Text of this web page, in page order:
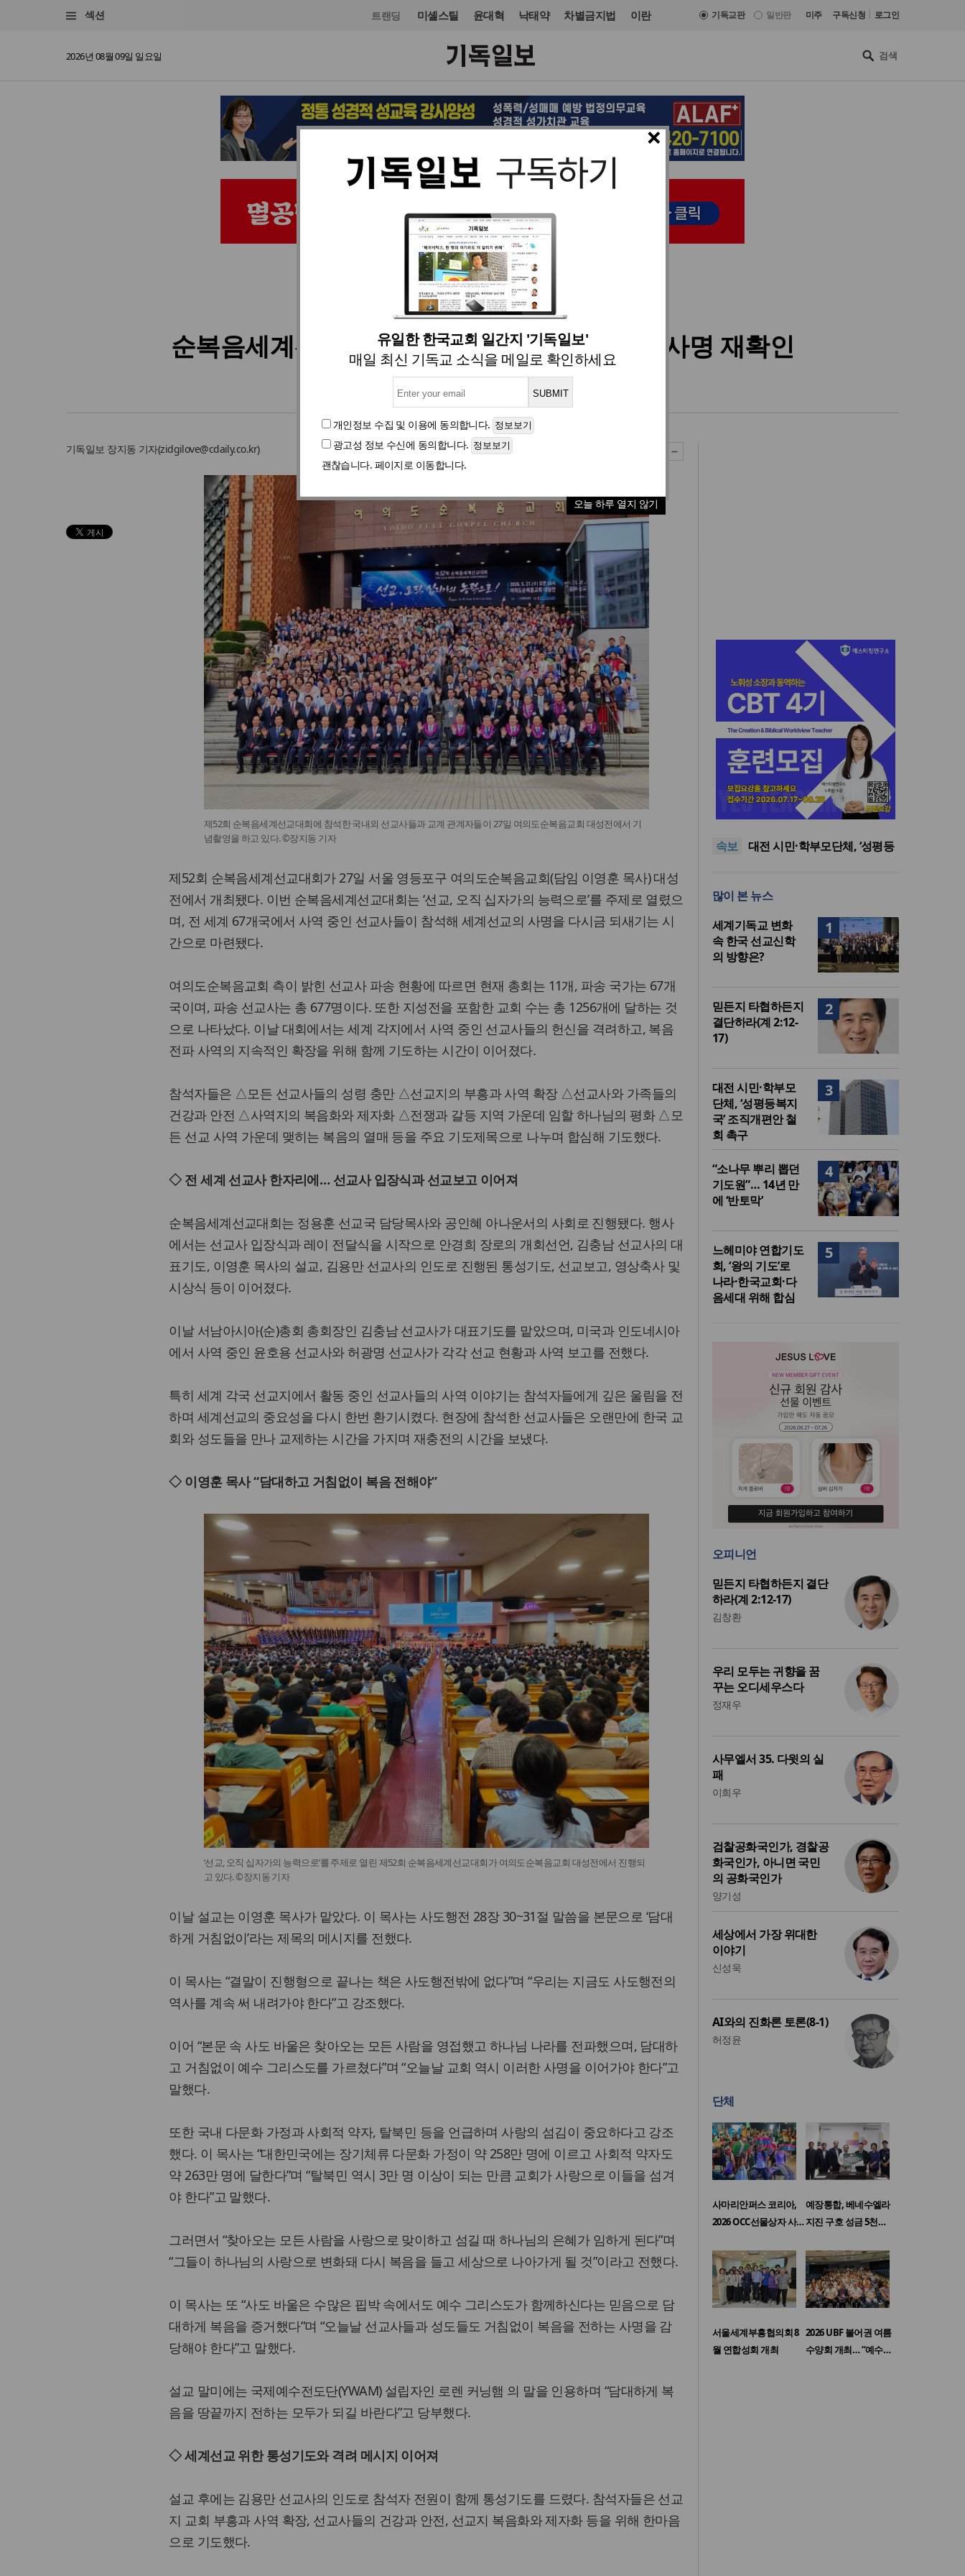
섹션 트랜딩 미셸스틸 윤대혁 낙태약 차별금지법 이란 기독교판 일반판 미주 구독신청 로그인
2026년 08월 09일 일요일
×
유일한 한국교회 일간지 '기독일보'
매일 최신 기독교 소식을 메일로 확인하세요
개인정보 수집 및 이용에 동의합니다.
광고성 정보 수신에 동의합니다.
괜찮습니다. 페이지로 이동합니다.
오늘 하루 열지 않기
선교 입력 2026. 05. 27 15:05
순복음세계선교대회 개최… 67개국 선교사들 사명 재확인
이영훈 목사 “사도행전의 역사 오늘도 계속 써 내려가야”
기독일보 장지동 기자(zidgilove@cdaily.co.kr)
제52회 순복음세계선교대회에 참석한 국내외 선교사들과 교계 관계자들이 27일 여의도순복음교회 대성전에서 기
념촬영을 하고 있다. ©장지동 기자
제52회 순복음세계선교대회가 27일 서울 영등포구 여의도순복음교회(담임 이영훈 목사) 대성
전에서 개최됐다. 이번 순복음세계선교대회는 ‘선교, 오직 십자가의 능력으로’를 주제로 열렸으
며, 전 세계 67개국에서 사역 중인 선교사들이 참석해 세계선교의 사명을 다시금 되새기는 시
간으로 마련됐다.
여의도순복음교회 측이 밝힌 선교사 파송 현황에 따르면 현재 총회는 11개, 파송 국가는 67개
국이며, 파송 선교사는 총 677명이다. 또한 지성전을 포함한 교회 수는 총 1256개에 달하는 것
으로 나타났다. 이날 대회에서는 세계 각지에서 사역 중인 선교사들의 헌신을 격려하고, 복음
전파 사역의 지속적인 확장을 위해 함께 기도하는 시간이 이어졌다.
참석자들은 △모든 선교사들의 성령 충만 △선교지의 부흥과 사역 확장 △선교사와 가족들의
건강과 안전 △사역지의 복음화와 제자화 △전쟁과 갈등 지역 가운데 임할 하나님의 평화 △모
든 선교 사역 가운데 맺히는 복음의 열매 등을 주요 기도제목으로 나누며 합심해 기도했다.
◇ 전 세계 선교사 한자리에… 선교사 입장식과 선교보고 이어져
순복음세계선교대회는 정용훈 선교국 담당목사와 공인혜 아나운서의 사회로 진행됐다. 행사
에서는 선교사 입장식과 레이 전달식을 시작으로 안경희 장로의 개회선언, 김충남 선교사의 대
표기도, 이영훈 목사의 설교, 김용만 선교사의 인도로 진행된 통성기도, 선교보고, 영상축사 및
시상식 등이 이어졌다.
이날 서남아시아(순)총회 총회장인 김충남 선교사가 대표기도를 맡았으며, 미국과 인도네시아
에서 사역 중인 윤호용 선교사와 허광명 선교사가 각각 선교 현황과 사역 보고를 전했다.
특히 세계 각국 선교지에서 활동 중인 선교사들의 사역 이야기는 참석자들에게 깊은 울림을 전
하며 세계선교의 중요성을 다시 한번 환기시켰다. 현장에 참석한 선교사들은 오랜만에 한국 교
회와 성도들을 만나 교제하는 시간을 가지며 재충전의 시간을 보냈다.
◇ 이영훈 목사 “담대하고 거침없이 복음 전해야”
‘선교, 오직 십자가의 능력으로’를 주제로 열린 제52회 순복음세계선교대회가 여의도순복음교회 대성전에서 진행되
고 있다. ©장지동 기자
이날 설교는 이영훈 목사가 맡았다. 이 목사는 사도행전 28장 30~31절 말씀을 본문으로 ‘담대
하게 거침없이’라는 제목의 메시지를 전했다.
이 목사는 “결말이 진행형으로 끝나는 책은 사도행전밖에 없다”며 “우리는 지금도 사도행전의
역사를 계속 써 내려가야 한다”고 강조했다.
이어 “본문 속 사도 바울은 찾아오는 모든 사람을 영접했고 하나님 나라를 전파했으며, 담대하
고 거침없이 예수 그리스도를 가르쳤다”며 “오늘날 교회 역시 이러한 사명을 이어가야 한다”고
말했다.
또한 국내 다문화 가정과 사회적 약자, 탈북민 등을 언급하며 사랑의 섬김이 중요하다고 강조
했다. 이 목사는 “대한민국에는 장기체류 다문화 가정이 약 258만 명에 이르고 사회적 약자도
약 263만 명에 달한다”며 “탈북민 역시 3만 명 이상이 되는 만큼 교회가 사랑으로 이들을 섬겨
야 한다”고 말했다.
그러면서 “찾아오는 모든 사람을 사랑으로 맞이하고 섬길 때 하나님의 은혜가 임하게 된다”며
“그들이 하나님의 사랑으로 변화돼 다시 복음을 들고 세상으로 나아가게 될 것”이라고 전했다.
이 목사는 또 “사도 바울은 수많은 핍박 속에서도 예수 그리스도가 함께하신다는 믿음으로 담
대하게 복음을 증거했다”며 “오늘날 선교사들과 성도들도 거침없이 복음을 전하는 사명을 감
당해야 한다”고 말했다.
설교 말미에는 국제예수전도단(YWAM) 설립자인 로렌 커닝햄 의 말을 인용하며 “담대하게 복
음을 땅끝까지 전하는 모두가 되길 바란다”고 당부했다.
◇ 세계선교 위한 통성기도와 격려 메시지 이어져
설교 후에는 김용만 선교사의 인도로 참석자 전원이 함께 통성기도를 드렸다. 참석자들은 선교
지 교회 부흥과 사역 확장, 선교사들의 건강과 안전, 선교지 복음화와 제자화 등을 위해 한마음
으로 기도했다.
속보
한남대·KAIST, 세계적 광자·전
자기학 국제학술대회 ‘PIERS’
공실(空室) 공화국
복지국’ 조직개편안 철회 촉구
세기총 “자유를 지키며 하나 된
발간
자기학 국제학술대회 ‘PIERS’
공실(空室) 공화국
많이 본 뉴스
1
세계기독교 변화
속 한국 선교신학
의 방향은?
2
믿든지 타협하든지
결단하라(계 2:12-
17)
3
대전 시민·학부모
단체, ‘성평등복지
국’ 조직개편안 철
회 촉구
4
“소나무 뿌리 뽑던
기도원”… 14년 만
에 ‘반토막’
5
느헤미야 연합기도
회, ‘왕의 기도’로
나라·한국교회·다
음세대 위해 합심
오피니언
믿든지 타협하든지 결단
하라(계 2:12-17)
김창환
우리 모두는 귀향을 꿈
꾸는 오디세우스다
정재우
사무엘서 35. 다윗의 실
패
이희우
검찰공화국인가, 경찰공
화국인가, 아니면 국민
의 공화국인가
양기성
세상에서 가장 위대한
이야기
신성욱
AI와의 진화론 토론(8-1)
허정윤
단체
사마리안퍼스 코리아,
2026 OCC선물상자 사…
예장통합, 베네수엘라
지진 구호 성금 5천…
서울세계부흥협의회 8
월 연합성회 개최
2026 UBF 불어권 여름
수양회 개최… “예수…